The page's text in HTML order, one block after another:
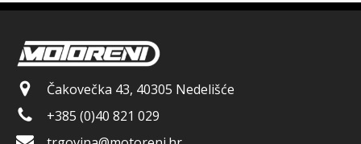
Čakovečka 43, 40305 Nedelišće
+385 (0)40 821 029